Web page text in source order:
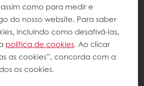
como para medir e
do nosso website. Para saber
incluindo como desativá-las,
política de cookies. Ao clicar
as cookies”, concorda com a
os cookies.